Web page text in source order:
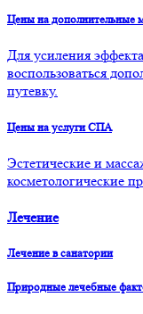
Цены на дополнительные
Для усиления
воспользоваться
путевку.
Цены на услуги СПА
Эстетические и
косметологические
Лечение
Лечение в санатории
Природные лечебные